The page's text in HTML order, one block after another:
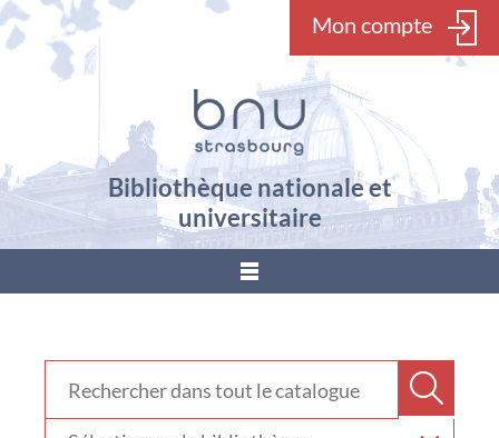
Mon compte
Bibliothèque nationale et
universitaire
???